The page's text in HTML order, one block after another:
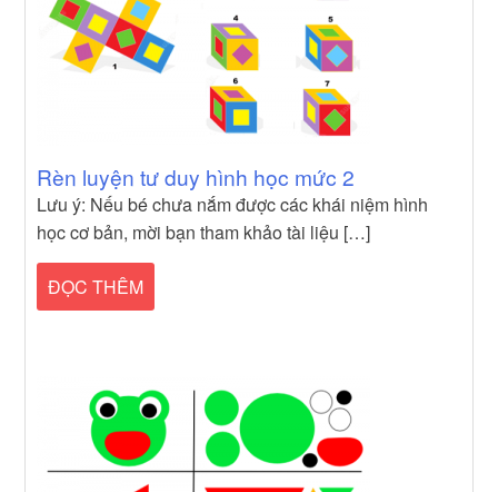
Rèn luyện tư duy hình học mức 2
Lưu ý: Nếu bé chưa nắm được các khái niệm hình
học cơ bản, mời bạn tham khảo tài liệu […]
ĐỌC THÊM